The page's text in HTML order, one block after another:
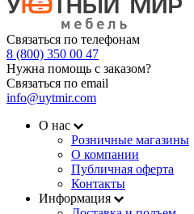
Связаться по телефонам
8 (800) 350 00 47
Нужна помощь с заказом?
Связаться по email
info@uytmir.com
О нас
Розничные магазины
О компании
Публичная оферта
Контакты
Информация